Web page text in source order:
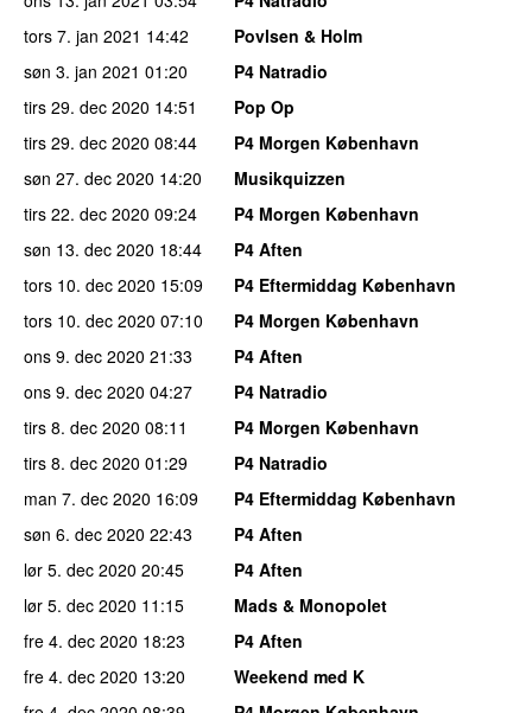
tors 7. jan 2021 14:42
Povlsen & Holm
søn 3. jan 2021 01:20
P4 Natradio
tirs 29. dec 2020 14:51
Pop Op
tirs 29. dec 2020 08:44
P4 Morgen København
søn 27. dec 2020 14:20
Musikquizzen
tirs 22. dec 2020 09:24
P4 Morgen København
søn 13. dec 2020 18:44
P4 Aften
tors 10. dec 2020 15:09
P4 Eftermiddag København
tors 10. dec 2020 07:10
P4 Morgen København
ons 9. dec 2020 21:33
P4 Aften
ons 9. dec 2020 04:27
P4 Natradio
tirs 8. dec 2020 08:11
P4 Morgen København
tirs 8. dec 2020 01:29
P4 Natradio
man 7. dec 2020 16:09
P4 Eftermiddag København
søn 6. dec 2020 22:43
P4 Aften
lør 5. dec 2020 20:45
P4 Aften
lør 5. dec 2020 11:15
Mads & Monopolet
fre 4. dec 2020 18:23
P4 Aften
fre 4. dec 2020 13:20
Weekend med K